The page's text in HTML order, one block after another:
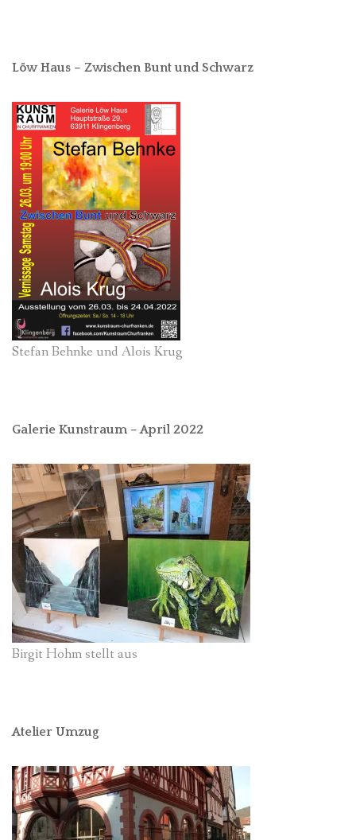
Löw Haus – Zwischen Bunt und Schwarz
Stefan Behnke und Alois Krug
Galerie Kunstraum – April 2022
Birgit Hohm stellt aus
Atelier Umzug